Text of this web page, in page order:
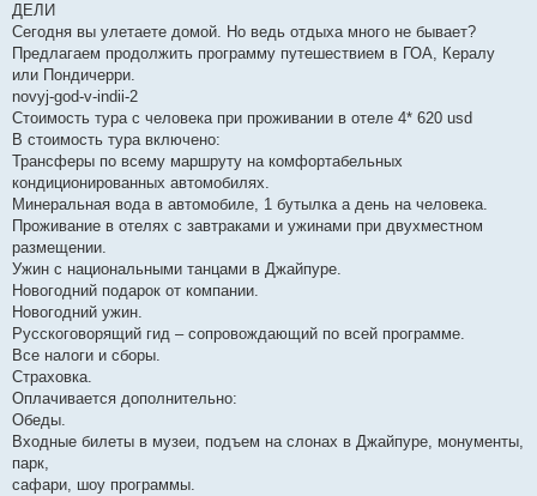
ДЕЛИ
Сегодня вы улетаете домой. Но ведь отдыха много не бывает?
Предлагаем продолжить программу путешествием в ГОА, Кералу
или Пондичерри.
novyj-god-v-indii-2
Стоимость тура с человека при проживании в отеле 4* 620 usd
В стоимость тура включено:
Трансферы по всему маршруту на комфортабельных
кондиционированных автомобилях.
Минеральная вода в автомобиле, 1 бутылка а день на человека.
Проживание в отелях с завтраками и ужинами при двухместном
размещении.
Ужин с национальными танцами в Джайпуре.
Новогодний подарок от компании.
Новогодний ужин.
Русскоговорящий гид – сопровождающий по всей программе.
Все налоги и сборы.
Страховка.
Оплачивается дополнительно:
Обеды.
Входные билеты в музеи, подъем на слонах в Джайпуре, монументы,
парк,
сафари, шоу программы.